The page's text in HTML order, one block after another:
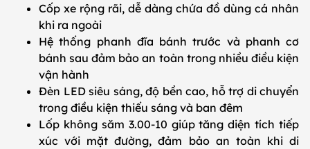
Cốp xe rộng rãi, dễ dàng chứa đồ dùng cá nhân
khi ra ngoài
Hệ thống phanh đĩa bánh trước và phanh cơ
bánh sau đảm bảo an toàn trong nhiều điều kiện
vận hành
Đèn LED siêu sáng, độ bền cao, hỗ trợ di chuyển
trong điều kiện thiếu sáng và ban đêm
Lốp không săm 3.00-10 giúp tăng diện tích tiếp
xúc với mặt đường, đảm bảo an toàn khi di